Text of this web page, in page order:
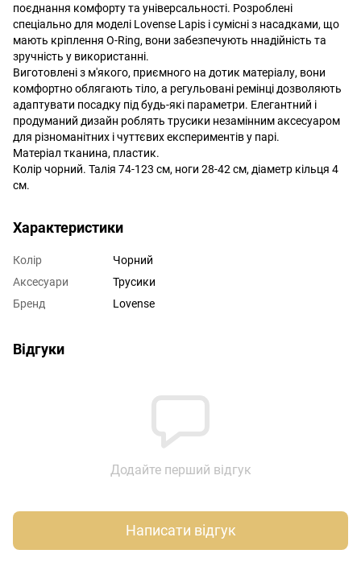
поєднання комфорту та універсальності. Розроблені
спеціально для моделі Lovense Lapis і сумісні з насадками, що
мають кріплення O-Ring, вони забезпечують ннадійність та
зручність у використанні.
Виготовлені з м'якого, приємного на дотик матеріалу, вони
комфортно облягають тіло, а регульовані ремінці дозволяють
адаптувати посадку під будь-які параметри. Елегантний і
продуманий дизайн роблять трусики незамінним аксесуаром
для різноманітних і чуттєвих експериментів у парі.
Матеріал тканина, пластик.
Колір чорний. Талія 74-123 см, ноги 28-42 см, діаметр кільця 4
см.
Характеристики
Колір
Чорний
Аксесуари
Трусики
Бренд
Lovense
Відгуки
Додайте перший відгук
Написати відгук